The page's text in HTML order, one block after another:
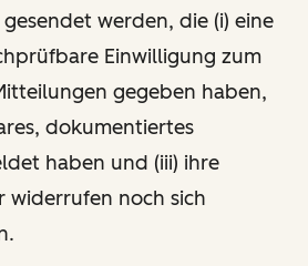
werden, die (i) eine
Einwilligung zum
gegeben haben,
dokumentiertes
haben und (iii) ihre
widerrufen noch sich